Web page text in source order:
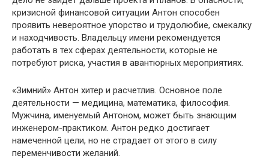
кризисной финансовой ситуации Антон способен
проявить невероятное упорство и трудолюбие, смекалку
и находчивость. Владельцу имени рекомендуется
работать в тех сферах деятельности, которые не
потребуют риска, участия в авантюрных мероприятиях.
«Зимний» Антон хитер и расчетлив. Основное поле
деятельности — медицина, математика, философия.
Мужчина, именуемый Антоном, может быть знающим
инженером-практиком. Антон редко достигает
намеченной цели, но не страдает от этого в силу
переменчивости желаний.